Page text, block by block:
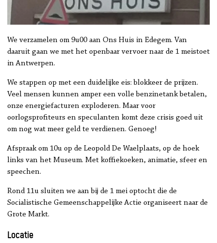
We verzamelen om 9u00 aan Ons Huis in Edegem. Van
daaruit gaan we met het openbaar vervoer naar de 1 meistoet
in Antwerpen.
We stappen op met een duidelijke eis: blokkeer de prijzen.
Veel mensen kunnen amper een volle benzinetank betalen,
onze energiefacturen exploderen. Maar voor
oorlogsprofiteurs en speculanten komt deze crisis goed uit
om nog wat meer geld te verdienen. Genoeg!
Afspraak om 10u op de Leopold De Waelplaats, op de hoek
links van het Museum. Met koffiekoeken, animatie, sfeer en
speechen.
Rond 11u sluiten we aan bij de 1 mei optocht die de
Socialistische Gemeenschappelijke Actie organiseert naar de
Grote Markt.
Locatie